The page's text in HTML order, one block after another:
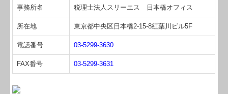
お問合せ
補助金・助成金・融資情報
経営者お役立ち情報
事務所名 税理士法人スリーエス 日本橋オフィス
所在地 東京都中央区日本橋2-15-8紅葉川ビル5F
電話番号 03-5299-3630
FAX番号 03-5299-3631